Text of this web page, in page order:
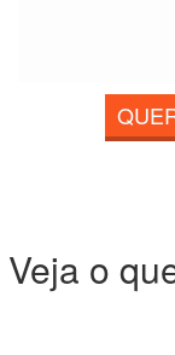
Veja o